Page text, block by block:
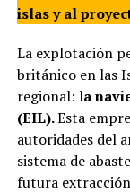
islas y al
La explotación
británico en las
regional: la
(EIL).Esta
autoridades del
sistema de
futura